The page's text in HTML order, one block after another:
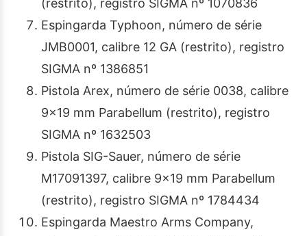
(restrito), registro SIGMA nº 1070836
Espingarda Typhoon, número de série
JMB0001, calibre 12 GA (restrito), registro
SIGMA nº 1386851
Pistola Arex, número de série 0038, calibre
9×19 mm Parabellum (restrito), registro
SIGMA nº 1632503
Pistola SIG-Sauer, número de série
M17091397, calibre 9×19 mm Parabellum
(restrito), registro SIGMA nº 1784434
Espingarda Maestro Arms Company,